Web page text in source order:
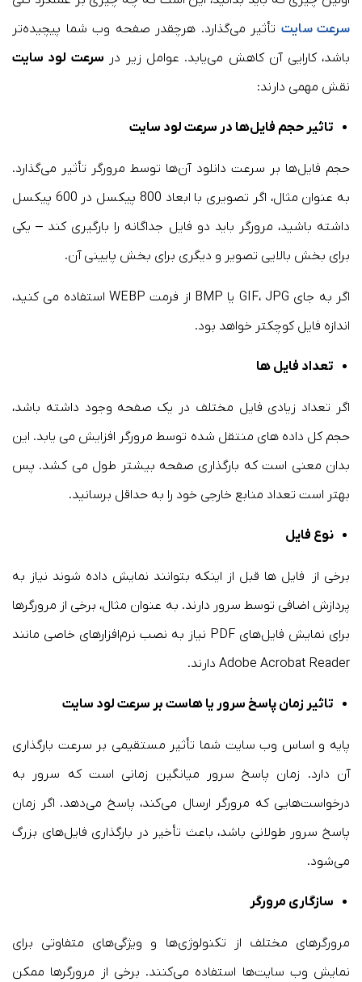
سرعت سایت تأثیر می‌گذارد. هرچقدر صفحه وب شما پیچیده‌تر
باشد، کارایی آن کاهش می‌یابد. عوامل زیر در سرعت لود سایت
نقش مهمی دارند:
تاثیر حجم فایل‌ها در سرعت لود سایت
حجم فایل‌ها بر سرعت دانلود آن‌ها توسط مرورگر تأثیر می‌گذارد.
به عنوان مثال، اگر تصویری با ابعاد 800 پیکسل در 600 پیکسل
داشته باشید، مرورگر باید دو فایل جداگانه را بارگیری کند – یکی
برای بخش بالایی تصویر و دیگری برای بخش پایینی آن.
اگر به جای GIF، JPG یا BMP از فرمت WEBP استفاده می کنید،
اندازه فایل کوچکتر خواهد بود.
تعداد فایل ها
اگر تعداد زیادی فایل مختلف در یک صفحه وجود داشته باشد،
حجم کل داده های منتقل شده توسط مرورگر افزایش می یابد. این
بدان معنی است که بارگذاری صفحه بیشتر طول می کشد. پس
بهتر است تعداد منابع خارجی خود را به حداقل برسانید.
نوع فایل
برخی از فایل ها قبل از اینکه بتوانند نمایش داده شوند نیاز به
پردازش اضافی توسط سرور دارند. به عنوان مثال، برخی از مرورگرها
برای نمایش فایل‌های PDF نیاز به نصب نرم‌افزارهای خاصی مانند
Adobe Acrobat Reader دارند.
تاثیر زمان پاسخ سرور یا هاست بر سرعت لود سایت
پایه و اساس وب سایت شما تأثیر مستقیمی بر سرعت بارگذاری
آن دارد. زمان پاسخ سرور میانگین زمانی است که سرور به
درخواست‌هایی که مرورگر ارسال می‌کند، پاسخ می‌دهد. اگر زمان
پاسخ سرور طولانی باشد، باعث تأخیر در بارگذاری فایل‌های بزرگ
می‌شود.
سازگاری مرورگر
مرورگرهای مختلف از تکنولوژی‌ها و ویژگی‌های متفاوتی برای
نمایش وب سایت‌ها استفاده می‌کنند. برخی از مرورگرها ممکن